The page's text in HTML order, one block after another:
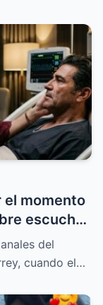
el momento
escuchó
propia
de una
del
cuando el…